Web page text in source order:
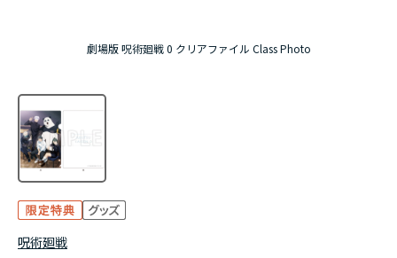
『ふつつかな悪女ではございますが ～雛宮蝶鼠と
劇場版 呪術廻戦 0 クリアファイル Class Photo
呪術廻戦